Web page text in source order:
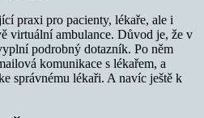
praxi pro pacienty, lékaře, ale i
virtuální ambulance. Důvod je, že v
podrobný dotazník. Po něm
komunikace s lékařem, a
správnému lékaři. A navíc ještě k